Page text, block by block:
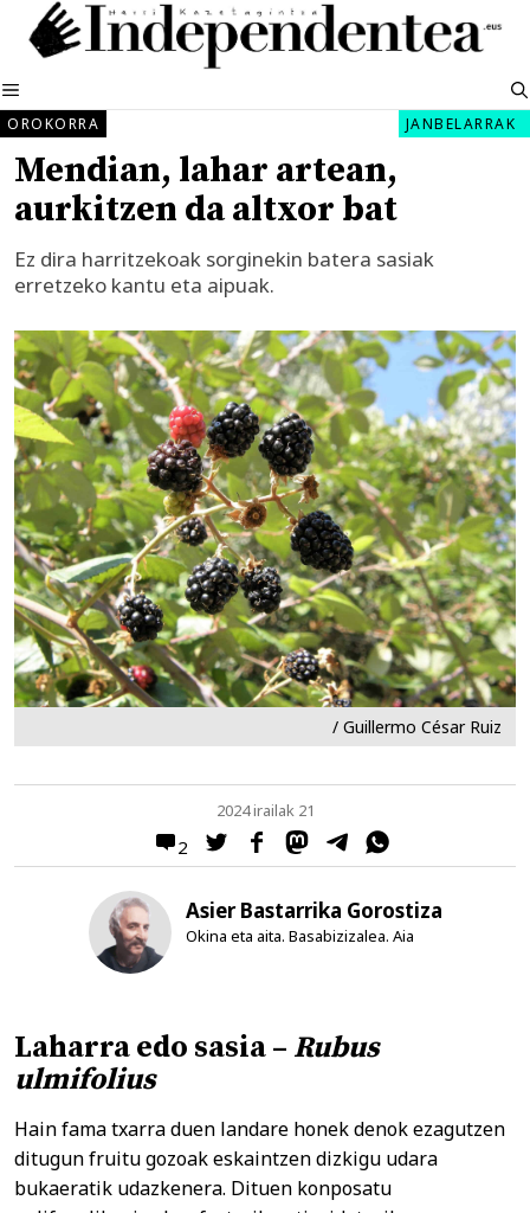
Edukira
salto
MENUA
OROKORRA JANBELARRAK
Mendian, lahar artean,
aurkitzen da altxor bat
Ez dira harritzekoak sorginekin batera sasiak
erretzeko kantu eta aipuak.
/ Guillermo César Ruiz
2
2024 irailak 21
Asier Bastarrika Gorostiza
Okina eta aita. Basabizizalea. Aia
Laharra edo sasia – Rubus
ulmifolius
Hain fama txarra duen landare honek denok ezagutzen
ditugun fruitu gozoak eskaintzen dizkigu udara
bukaeratik udazkenera. Dituen konposatu